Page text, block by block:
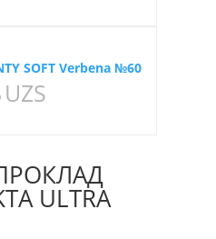
SOFT Verbena №60
UZS
ULTRA